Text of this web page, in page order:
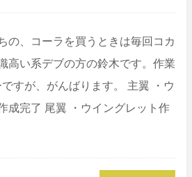
の、コーラを買うときは毎回コカ
高い系デブの方の鈴木です。作業
すが、がんばります。 主翼 ・ウ
成完了 尾翼 ・ウイングレット作